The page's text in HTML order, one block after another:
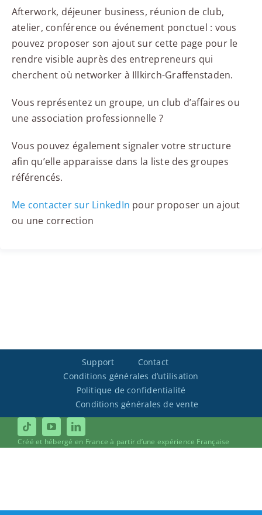
Afterwork, déjeuner business, réunion de club,
atelier, conférence ou événement ponctuel : vous
pouvez proposer son ajout sur cette page pour le
rendre visible auprès des entrepreneurs qui
cherchent où networker à Illkirch-Graffenstaden.
Vous représentez un groupe, un club d’affaires ou
une association professionnelle ?
Vous pouvez également signaler votre structure
afin qu’elle apparaisse dans la liste des groupes
référencés.
Me contacter sur LinkedIn pour proposer un ajout
ou une correction
Support
Contact
Conditions générales d’utilisation
Politique de confidentialité
Conditions générales de vente
Créé et hébergé en France à partir d’une expérience Française